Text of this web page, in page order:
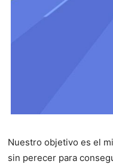
Nuestro objetivo es el
sin perecer para